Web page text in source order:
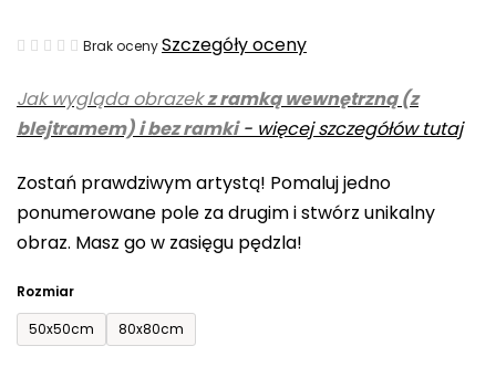
Jak wygląda obrazekz ramką wewnętrzną (z
blejtramem) i bez ramki- więcej szczegółów tutaj
Zostań prawdziwym artystą! Pomaluj jedno
ponumerowane pole za drugim i stwórz unikalny
obraz. Masz go w zasięgu pędzla!
Rozmiar
50x50cm
80x80cm
Średnia
produktu
wynosi
na
5
gwiazdek.
Brak ocenySzczegóły oceny